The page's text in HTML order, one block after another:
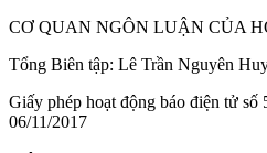
CƠ QUAN NGÔN LUẬN CỦA
Tổng Biên tập: Lê Trần Nguyên
Giấy phép hoạt động báo điện tử
06/11/2017